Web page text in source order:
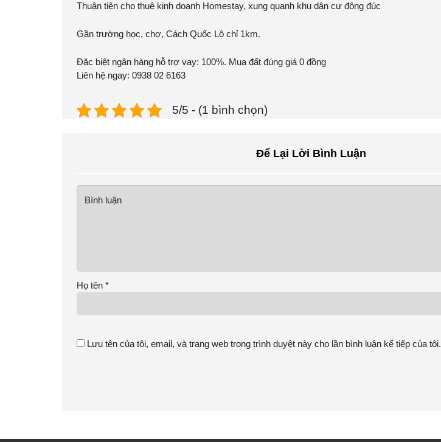
Thuận tiện cho thuê kinh doanh Homestay, xung quanh khu dân cư đông đúc
Gần trường học, chợ, Cách Quốc Lộ chỉ 1km.
Đặc biệt ngân hàng hỗ trợ vay: 100%. Mua đất đúng giá 0 đồng
Liên hệ ngay: 0938 02 6163
5/5 - (1 bình chọn)
Để Lại Lời Bình Luận
Họ tên *
Lưu tên của tôi, email, và trang web trong trình duyệt này cho lần bình luận kế tiếp của tôi.